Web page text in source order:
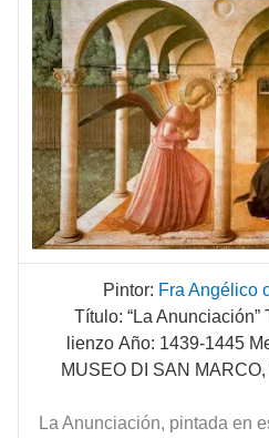
Pintor: Fra Angélico
Título: “La Anunciación”
lienzo Año: 1439-1445
MUSEO DI SAN
La Anunciación, pintada en